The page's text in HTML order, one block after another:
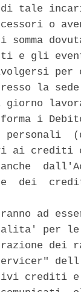
tale
o
somma
e gli
per
la
giorno
i
ai crediti
dei
ad
per
crediti e